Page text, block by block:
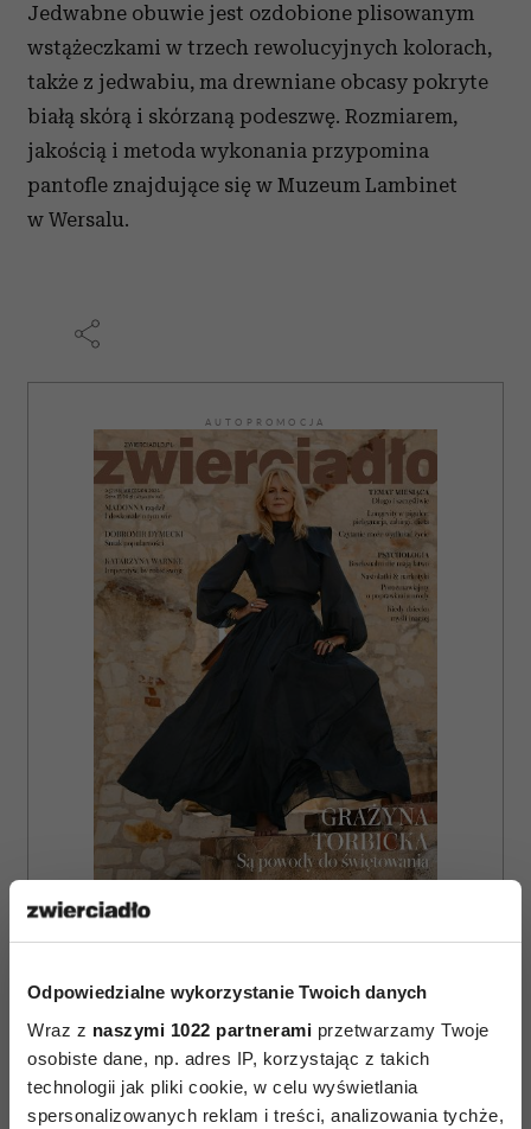
Odpowiedzialne wykorzystanie Twoich danych
Wraz z naszymi 1022 partnerami przetwarzamy Twoje
osobiste dane, np. adres IP, korzystając z takich
technologii jak pliki cookie, w celu wyświetlania
spersonalizowanych reklam i treści, analizowania tychże,
Jedwabne obuwie jest ozdobione plisowanym
wstążeczkami w trzech rewolucyjnych kolorach,
także z jedwabiu, ma drewniane obcasy pokryte
białą skórą i skórzaną podeszwę. Rozmiarem,
jakością i metoda wykonania przypomina
pantofle znajdujące się w Muzeum Lambinet
w Wersalu.
AUTOPROMOCJA
WYDANIE DRUKOWANE
E-WYDANIE